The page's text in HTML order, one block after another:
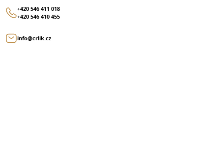
+420 546 411 018
+420 546 410 455
info@crlik.cz